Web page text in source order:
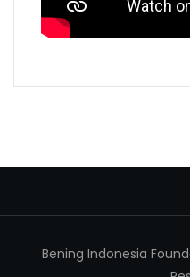
Bening Indonesia